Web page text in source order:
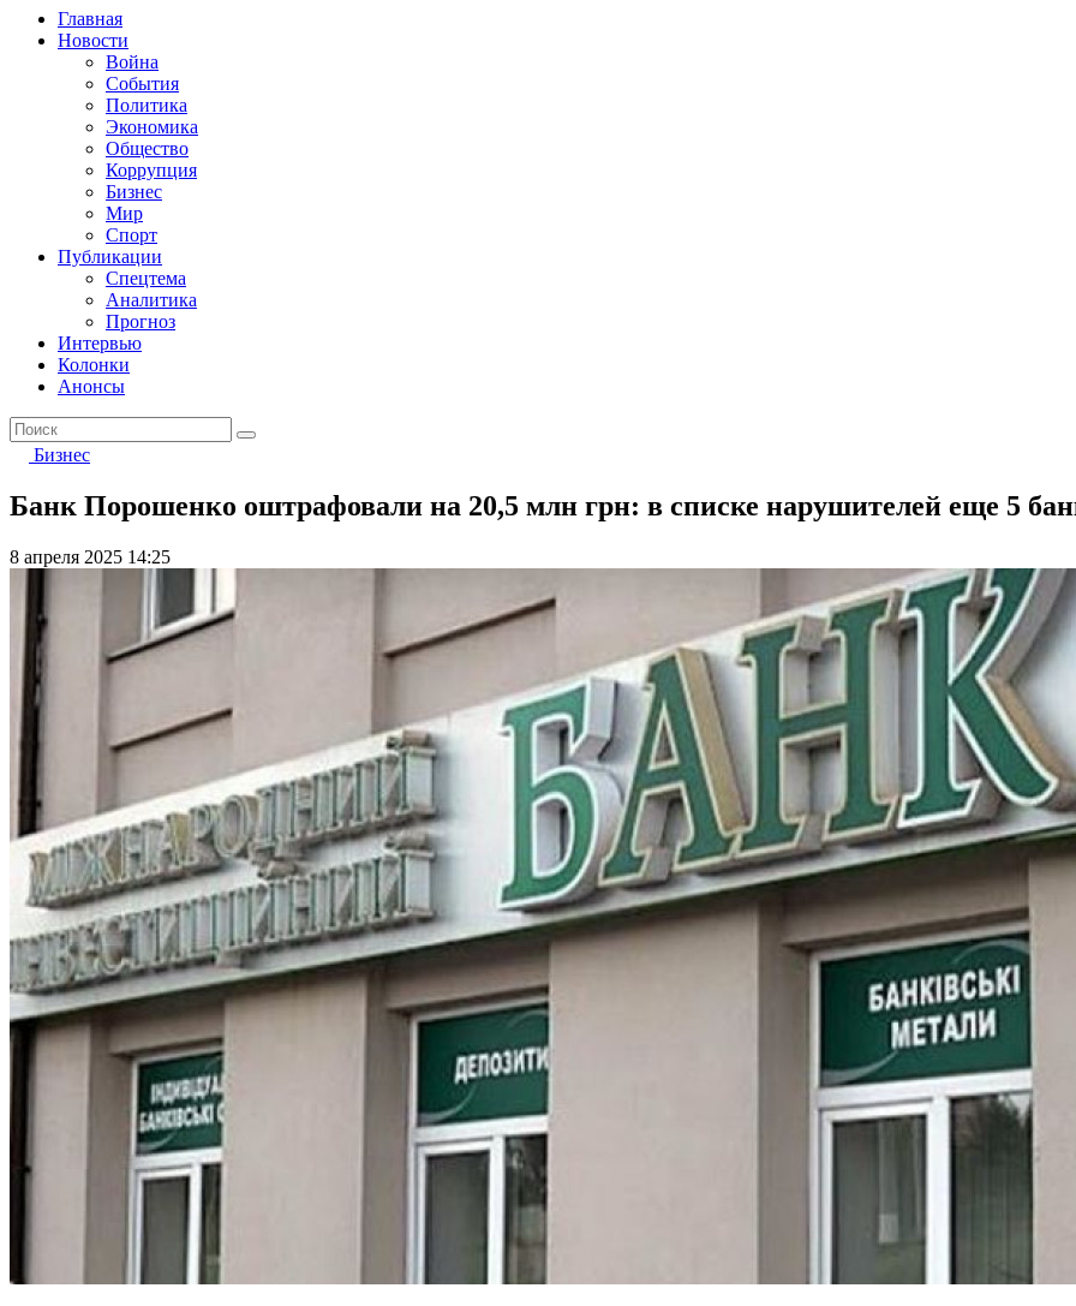
Главная
Новости
Война
События
Политика
Экономика
Общество
Коррупция
Бизнес
Мир
Спорт
Публикации
Спецтема
Аналитика
Прогноз
Интервью
Колонки
Анонсы
Бизнес
Банк Порошенко оштрафовали на 20,5 млн грн: в списке нарушителей еще 5
8 апреля 2025 14:25